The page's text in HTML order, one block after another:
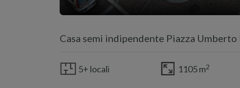
Casa semi indipendente Piazza
5+ locali 1105 m2